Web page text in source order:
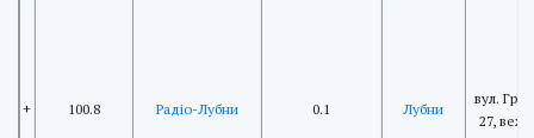
+ 100.8 Радіо-Лубни 0.1 Лубни
вул.
27,